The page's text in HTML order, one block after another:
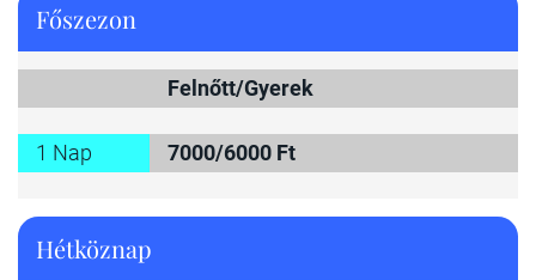
Főszezon
Felnőtt/Gyerek
1 Nap 7000/6000 Ft
Hétköznap